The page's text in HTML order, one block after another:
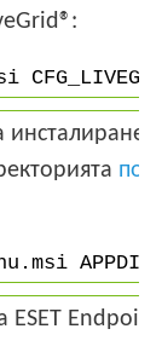
инсталиране
по